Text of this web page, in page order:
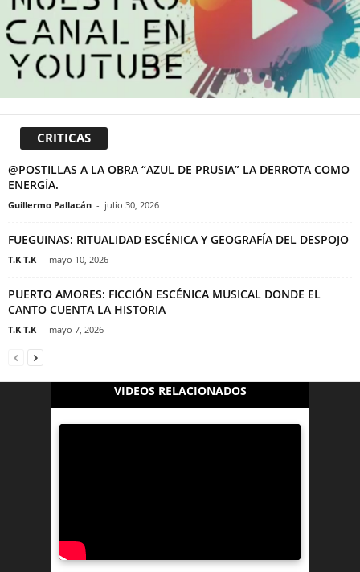
CRITICAS
@POSTILLAS A LA OBRA “AZUL DE PRUSIA” LA DERROTA COMO
ENERGÍA.
Guillermo Pallacán - julio 30, 2026
FUEGUINAS: RITUALIDAD ESCÉNICA Y GEOGRAFÍA DEL DESPOJO
T.K T.K - mayo 10, 2026
PUERTO AMORES: FICCIÓN ESCÉNICA MUSICAL DONDE EL
CANTO CUENTA LA HISTORIA
T.K T.K - mayo 7, 2026
VIDEOS RELACIONADOS